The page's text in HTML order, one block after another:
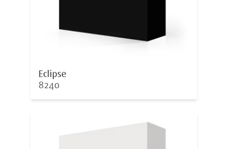
Eclipse
8240